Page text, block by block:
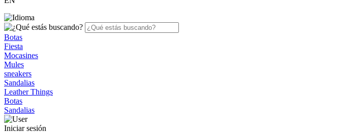
Botas
Fiesta
Mocasines
Mules
sneakers
Sandalias
Leather Things
Botas
Sandalias
Iniciar sesión